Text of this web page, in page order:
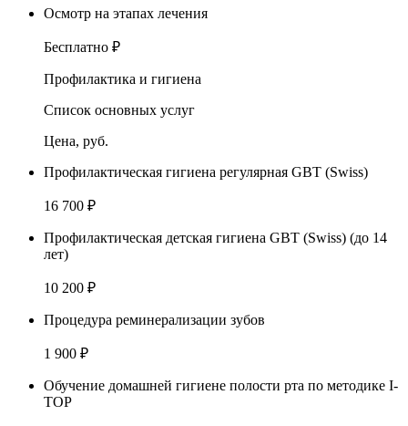
Осмотр на этапах лечения
Бесплатно ₽
Профилактика и гигиена
Список основных услуг
Цена, руб.
Профилактическая гигиена регулярная GBT (Swiss)
16 700 ₽
Профилактическая детская гигиена GBT (Swiss) (до 14
лет)
10 200 ₽
Процедура реминерализации зубов
1 900 ₽
Обучение домашней гигиене полости рта по методике I-
TOP